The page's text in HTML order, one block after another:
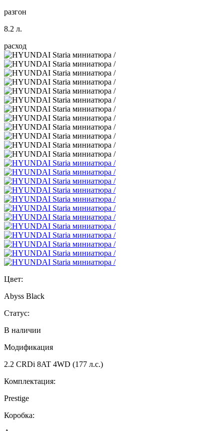
разгон
8.2 л.
расход
Цвет:
Abyss Black
Статус:
В наличии
Модификация
2.2 CRDi 8AT 4WD (177 л.с.)
Комплектация:
Prestige
Коробка: